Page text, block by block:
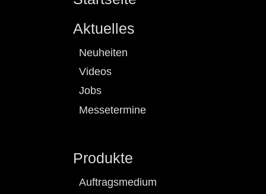
Aktuelles
Neuheiten
Videos
Jobs
Messetermine
Produkte
Auftragsmedium